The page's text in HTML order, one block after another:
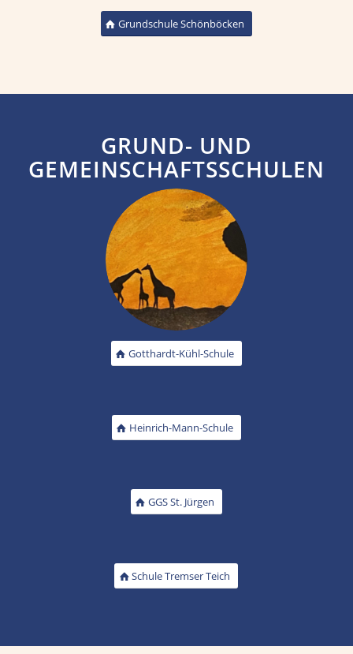
Grundschule Schönböcken
GRUND- UND
GEMEINSCHAFTSSCHULEN
Gotthardt-Kühl-Schule
Heinrich-Mann-Schule
GGS St. Jürgen
Schule Tremser Teich